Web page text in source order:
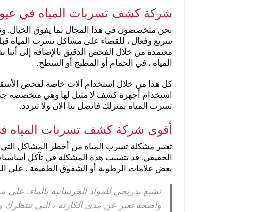
شركة كشف تسربات المياه في
نحن متخصصون في هذا المجال بما يفوق الخيال.
سريع وفعال ، للقضاء على مشاكل تسرب المياه قبل
معتمدة من خلال الفحص الدقيق بالإضافة إلى
المياه ، في الحمام أو المطبخ أو السطح.
كل هذا من خلال استخدام آلات خاصة لفحص
استخدام أجهزة كشف لا مثيل لها وهي متخصصة
تسرب المياه بمنزلك فاتصل بنا الان ولا تتردد.
أقوى شركة كشف تسربات المياه
تعتبر مشكلة تسرب المياه من أخطر المشاكل
الحقيقي. قد تتسبب هذه المشكلة في تآكل
بعض علامات الرطوبة أو الشقوق الطفيفة ، على
تشبع تدريجي للمواد الخرسانية بالماء.
واضحة تعبر عن مدى الكارثة ، التي